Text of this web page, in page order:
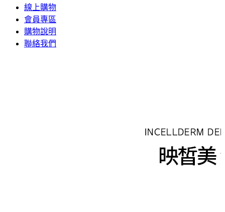
線上購物
會員專區
購物說明
聯絡我們